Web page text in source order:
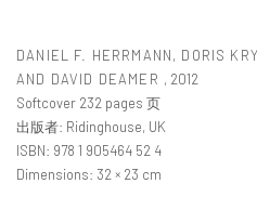
DANIEL F. HERRMANN, DORIS
AND DAVID DEAMER , 2012
Softcover 232 pages 页
出版者: Ridinghouse, UK
ISBN: 978 1 905464 52 4
Dimensions: 32 × 23 cm